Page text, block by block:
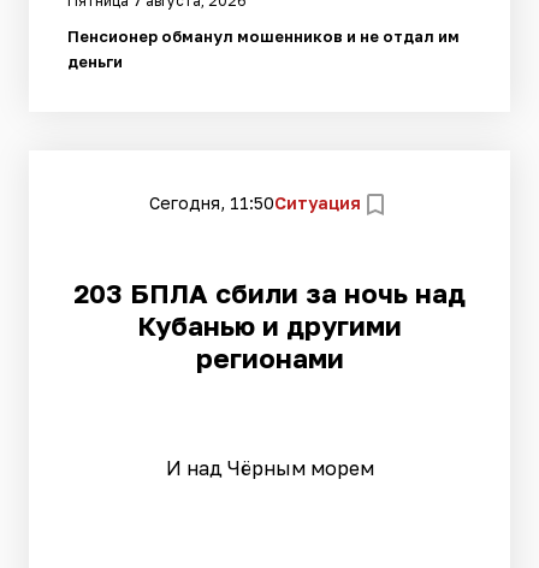
Пенсионер обманул мошенников и не отдал им
деньги
Сегодня, 11:50Ситуация
203 БПЛА сбили за ночь над
Кубанью и другими
регионами
И над Чёрным морем